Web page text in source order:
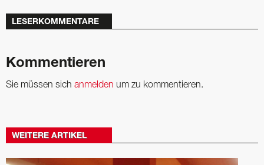
LESERKOMMENTARE
Kommentieren
Sie müssen sich anmelden um zu kommentieren.
WEITERE ARTIKEL